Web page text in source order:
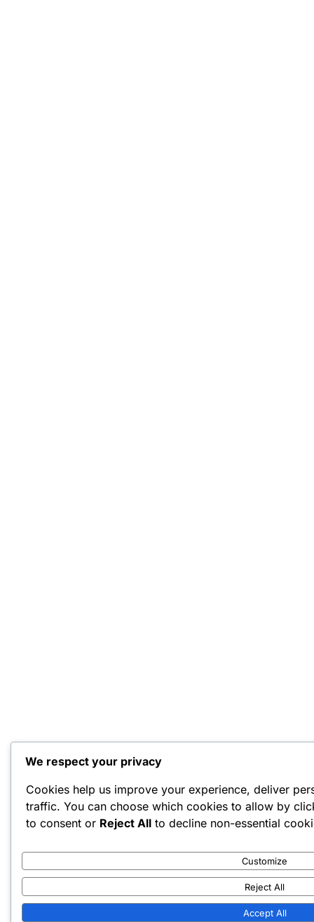
We respect your privacy
Cookies help us improve your experience, deliver
traffic. You can choose which cookies to allow by
to consent or Reject All to decline non-essential
Customize
Reject All
Accept All